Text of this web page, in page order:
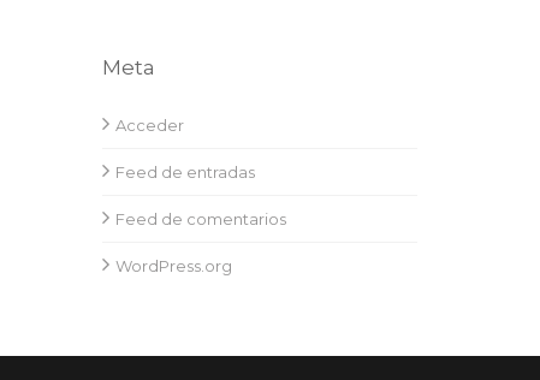
Meta
Acceder
Feed de entradas
Feed de comentarios
WordPress.org